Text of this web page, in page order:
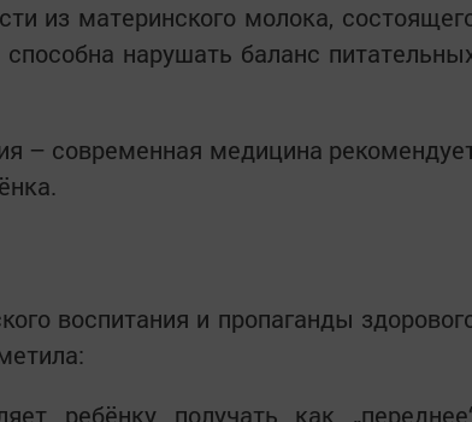
из материнского молока,
нарушать баланс
– современная медицина
воспитания и пропаганды
ребёнку получать как